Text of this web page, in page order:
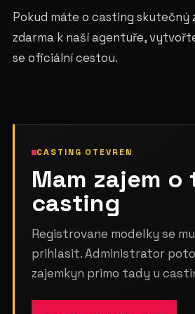
Pokud máte o casting skutečný
zdarma k naší agentuře,
se oficiální cestou.
CASTING OTEVREN
Mam zajem o
casting
Registrovane modelky se
prihlasit. Administrator
zajemkyn primo tady u